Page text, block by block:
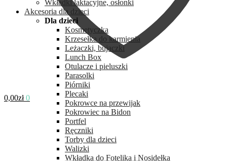
0,00zł 0
Wkładki laktacyjne, osłonki
Akcesoria dla dzieci
Dla dzieci
Kosmetyczka
Krzesełka do karmienia
Leżaczki, bujaczki
Lunch Box
Otulacze i pieluszki
Parasolki
Piórniki
Plecaki
Pokrowce na przewijak
Pokrowiec na Bidon
Portfel
Ręczniki
Torby dla dzieci
Walizki
Wkładka do Fotelika i Nosidełka